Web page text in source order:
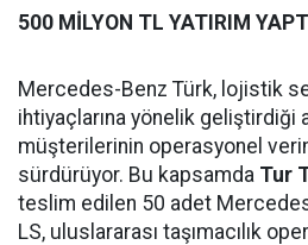
500 MİLYON TL YATIRIM
Mercedes-Benz Türk, lojistik
ihtiyaçlarına yönelik geliştirdiği
müşterilerinin operasyonel
sürdürüyor. Bu kapsamda Tur
teslim edilen 50 adet
LS, uluslararası taşımacılık